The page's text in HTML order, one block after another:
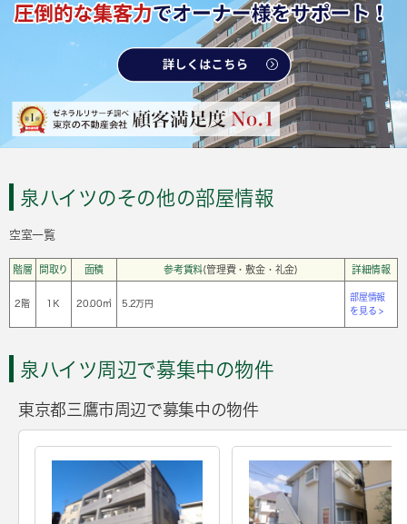
泉ハイツのその他の部屋情報
空室一覧
階層 間取り 面積 参考賃料(管理費・敷金・礼金) 詳細情報
2階 1Ｋ 20.00㎡ 5.2万円
部屋情報
を見る >
泉ハイツ周辺で募集中の物件
東京都三鷹市周辺で募集中の物件